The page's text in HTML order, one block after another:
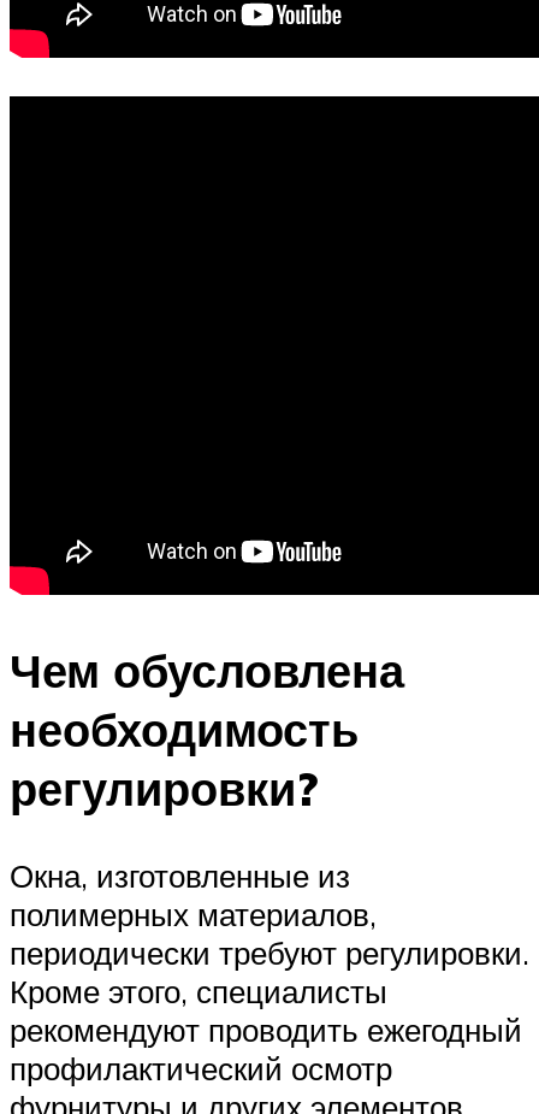
Чем обусловлена
необходимость
регулировки?
Окна, изготовленные из
полимерных материалов,
периодически требуют регулировки.
Кроме этого, специалисты
рекомендуют проводить ежегодный
профилактический осмотр
фурнитуры и других элементов